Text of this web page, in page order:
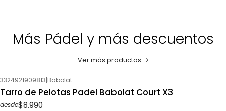
Más Pádel y más descuentos
Ver más productos
3324921909813|Babolat
Tarro de Pelotas Padel Babolat Court X3
desde$8.990